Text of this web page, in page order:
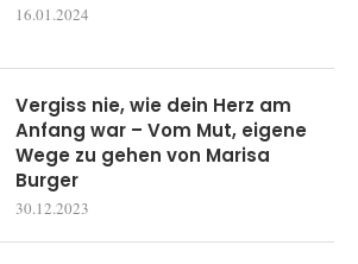
16.01.2024
Vergiss nie, wie dein Herz am
Anfang war – Vom Mut, eigene
Wege zu gehen von Marisa
Burger
30.12.2023